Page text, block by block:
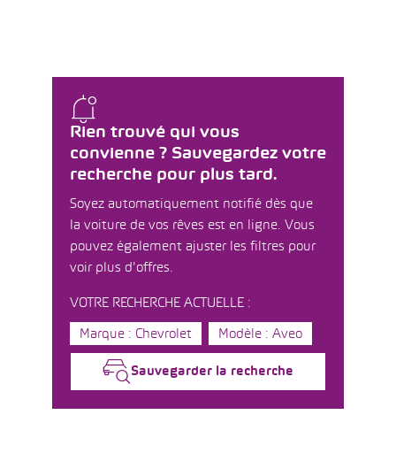
Rien trouvé qui vous
convienne ? Sauvegardez votre
recherche pour plus tard.
Soyez automatiquement notifié dès que
la voiture de vos rêves est en ligne. Vous
pouvez également ajuster les filtres pour
voir plus d'offres.
VOTRE RECHERCHE ACTUELLE :
Marque : Chevrolet Modèle : Aveo
Sauvegarder la recherche